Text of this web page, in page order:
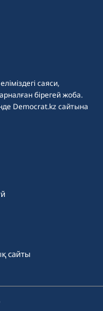
саяси,
бірегей жоба.
Democrat.kz сайтына
сайты